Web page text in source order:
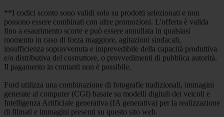
**I codici sconto sono validi solo su prodotti selezionati e non
possono essere combinati con altre promozioni. L'offerta è valida
fino a esaurimento scorte e può essere annullata in qualsiasi
momento in caso di forza maggiore, agitazioni sindacali,
insufficienza sopravvenuta e imprevedibile della capacità produttiva
e/o distributiva del costruttore, o provvedimenti di pubblica autorità.
Il pagamento in contanti non è possibile.
Ford utilizza una combinazione di fotografie tradizionali, immagini
generate al computer (CGI) basate su modelli digitali dei veicoli e
Intelligenza Artificiale generativa (IA generativa) per la realizzazione
di filmati e immagini presenti su questo sito web.